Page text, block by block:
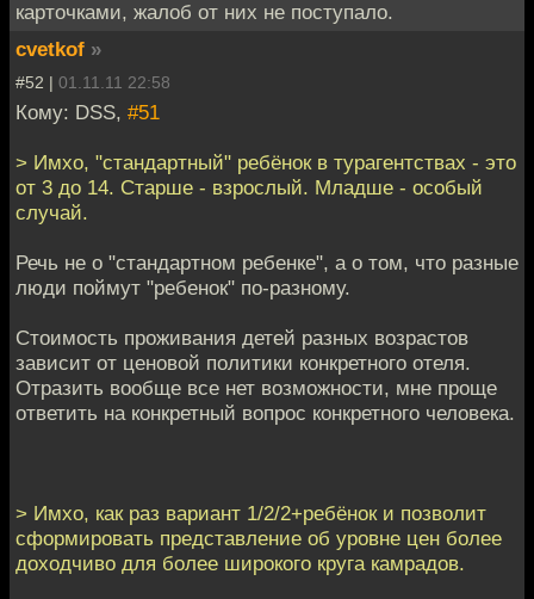
карточками, жалоб от них не поступало.
cvetkof »
#52 | 01.11.11 22:58
Кому: DSS, #51
> Имхо, "стандартный" ребёнок в турагентствах - это
от 3 до 14. Старше - взрослый. Младше - особый
случай.
Речь не о "стандартном ребенке", а о том, что разные
люди поймут "ребенок" по-разному.
Стоимость проживания детей разных возрастов
зависит от ценовой политики конкретного отеля.
Отразить вообще все нет возможности, мне проще
ответить на конкретный вопрос конкретного человека.
> Имхо, как раз вариант 1/2/2+ребёнок и позволит
сформировать представление об уровне цен более
доходчиво для более широкого круга камрадов.